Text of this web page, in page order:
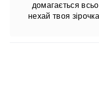
домагається
нехай твоя